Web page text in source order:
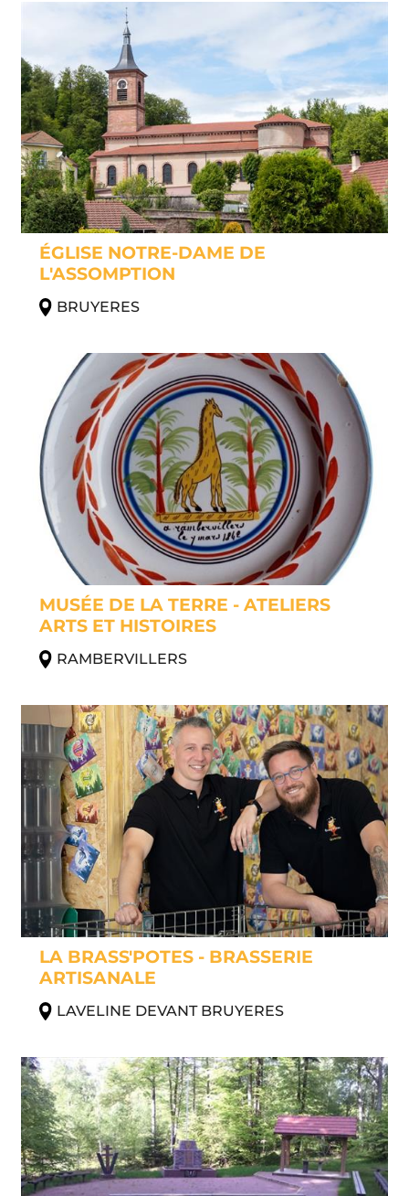
ÉGLISE NOTRE-DAME DE
L'ASSOMPTION
BRUYERES
MUSÉE DE LA TERRE - ATELIERS
ARTS ET HISTOIRES
RAMBERVILLERS
LA BRASS'POTES - BRASSERIE
ARTISANALE
LAVELINE DEVANT BRUYERES